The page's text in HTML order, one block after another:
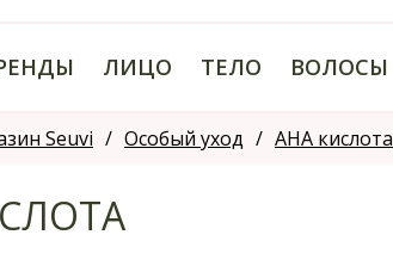
ЛИЦО ТЕЛО ВОЛОСЫ
Seuvi Особый уход AHA кислота